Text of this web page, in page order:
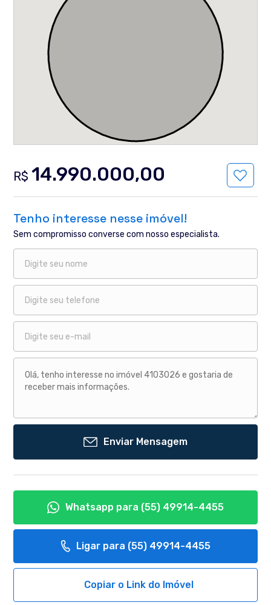
R$ 14.990.000,00
Tenho interesse nesse imóvel!
Sem compromisso converse com nosso especialista.
Enviar Mensagem
Whatsapp para (55) 49914-4455
Ligar para (55) 49914-4455
Copiar o Link do Imóvel